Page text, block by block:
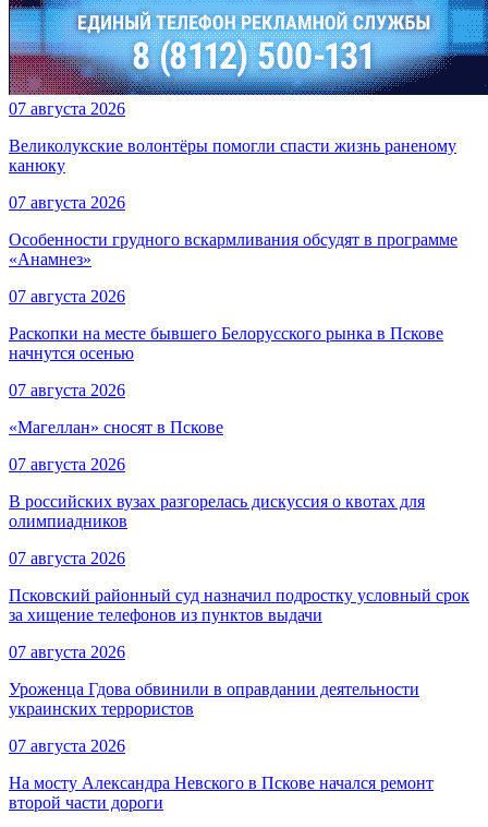
07 августа 2026
Великолукские волонтёры помогли спасти жизнь раненому
канюку
07 августа 2026
Особенности грудного вскармливания обсудят в программе
«Анамнез»
07 августа 2026
Раскопки на месте бывшего Белорусского рынка в Пскове
начнутся осенью
07 августа 2026
«Магеллан» сносят в Пскове
07 августа 2026
В российских вузах разгорелась дискуссия о квотах для
олимпиадников
07 августа 2026
Псковский районный суд назначил подростку условный срок
за хищение телефонов из пунктов выдачи
07 августа 2026
Уроженца Гдова обвинили в оправдании деятельности
украинских террористов
07 августа 2026
На мосту Александра Невского в Пскове начался ремонт
второй части дороги